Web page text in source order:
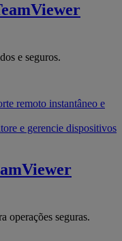
e seguros.
remoto instantâneo e
e gerencie dispositivos
operações seguras.